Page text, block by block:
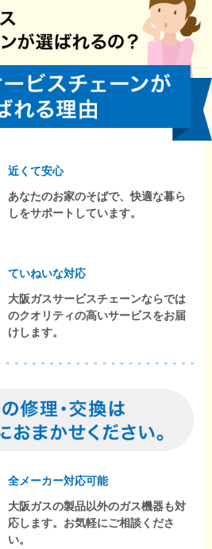
近くて安心
あなたのお家のそばで、快適な暮ら
しをサポートしています。
ていねいな対応
大阪ガスサービスチェーンならでは
のクオリティの高いサービスをお届
けします。
全メーカー対応可能
大阪ガスの製品以外のガス機器も対
応します。お気軽にご相談くださ
い。